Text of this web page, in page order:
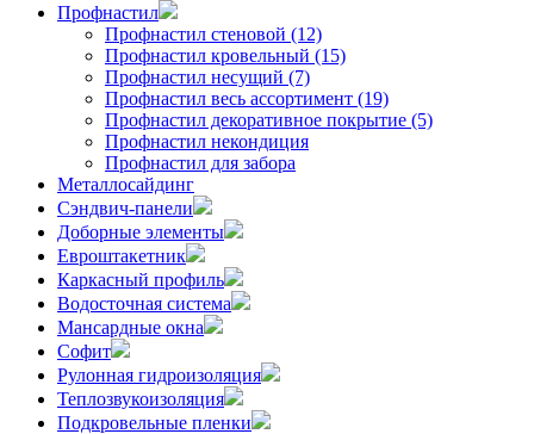
Профнастил
Профнастил стеновой (12)
Профнастил кровельный (15)
Профнастил несущий (7)
Профнастил весь ассортимент (19)
Профнастил декоративное покрытие (5)
Профнастил некондиция
Профнастил для забора
Металлосайдинг
Сэндвич-панели
Доборные элементы
Евроштакетник
Каркасный профиль
Водосточная система
Мансардные окна
Софит
Рулонная гидроизоляция
Теплозвукоизоляция
Подкровельные пленки